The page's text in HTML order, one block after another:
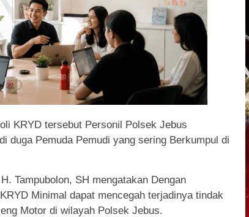
KRYD tersebut Personil Polsek Jebus
duga Pemuda Pemudi yang sering Berkumpul di
Tampubolon, SH mengatakan Dengan
Minimal dapat mencegah terjadinya tindak
Motor di wilayah Polsek Jebus.